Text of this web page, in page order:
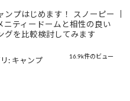
ンプはじめます！ スノーピー
ニティードームと相性の良い
グを比較検討してみます
16.9k件のビュー
: キャンプ